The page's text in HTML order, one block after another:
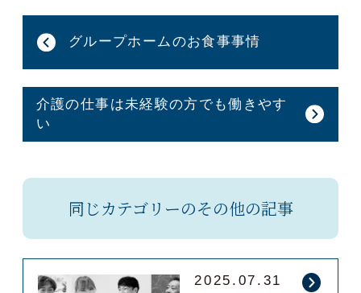
グループホームのお食事事情
介護の仕事は未経験の方でも働きやす
い
同じカテゴリーのその他の記事
2025.07.31